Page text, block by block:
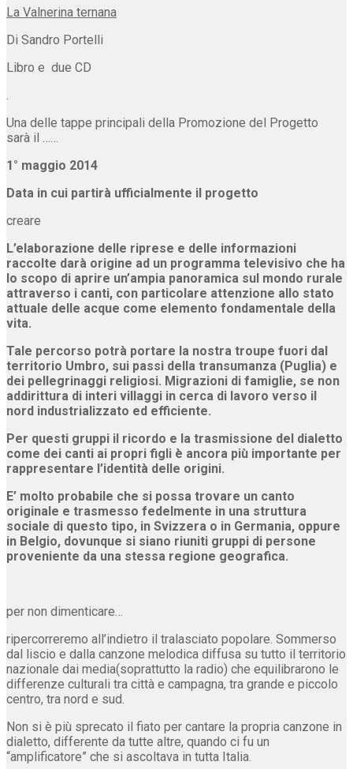
La Valnerina ternana
Di Sandro Portelli
Libro e due CD
.
Una delle tappe principali della Promozione del Progetto
sarà il ……
1° maggio 2014
Data in cui partirà ufficialmente il progetto
creare
L’elaborazione delle riprese e delle informazioni
raccolte darà origine ad un programma televisivo che ha
lo scopo di aprire un’ampia panoramica sul mondo rurale
attraverso i canti, con particolare attenzione allo stato
attuale delle acque come elemento fondamentale della
vita.
Tale percorso potrà portare la nostra troupe fuori dal
territorio Umbro, sui passi della transumanza (Puglia) e
dei pellegrinaggi religiosi. Migrazioni di famiglie, se non
addirittura di interi villaggi in cerca di lavoro verso il
nord industrializzato ed efficiente.
Per questi gruppi il ricordo e la trasmissione del dialetto
come dei canti ai propri figli è ancora più importante per
rappresentare l’identità delle origini.
E’ molto probabile che si possa trovare un canto
originale e trasmesso fedelmente in una struttura
sociale di questo tipo, in Svizzera o in Germania, oppure
in Belgio, dovunque si siano riuniti gruppi di persone
proveniente da una stessa regione geografica.
per non dimenticare…
ripercorreremo all’indietro il tralasciato popolare. Sommerso
dal liscio e dalla canzone melodica diffusa su tutto il territorio
nazionale dai media(soprattutto la radio) che equilibrarono le
differenze culturali tra città e campagna, tra grande e piccolo
centro, tra nord e sud.
Non si è più sprecato il fiato per cantare la propria canzone in
dialetto, differente da tutte altre, quando ci fu un
“amplificatore” che si ascoltava in tutta Italia.